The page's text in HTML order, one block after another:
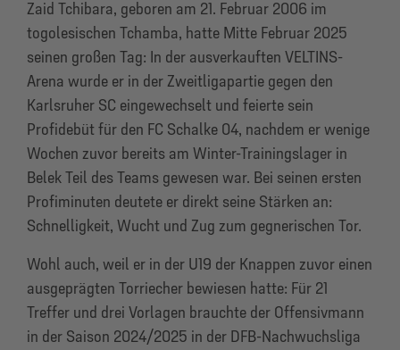
Zaid Tchibara, geboren am 21. Februar 2006 im
togolesischen Tchamba, hatte Mitte Februar 2025
seinen großen Tag: In der ausverkauften VELTINS-
Arena wurde er in der Zweitligapartie gegen den
Karlsruher SC eingewechselt und feierte sein
Profidebüt für den FC Schalke 04, nachdem er wenige
Wochen zuvor bereits am Winter-Trainingslager in
Belek Teil des Teams gewesen war. Bei seinen ersten
Profiminuten deutete er direkt seine Stärken an:
Schnelligkeit, Wucht und Zug zum gegnerischen Tor.
Wohl auch, weil er in der U19 der Knappen zuvor einen
ausgeprägten Torriecher bewiesen hatte: Für 21
Treffer und drei Vorlagen brauchte der Offensivmann
in der Saison 2024/2025 in der DFB-Nachwuchsliga